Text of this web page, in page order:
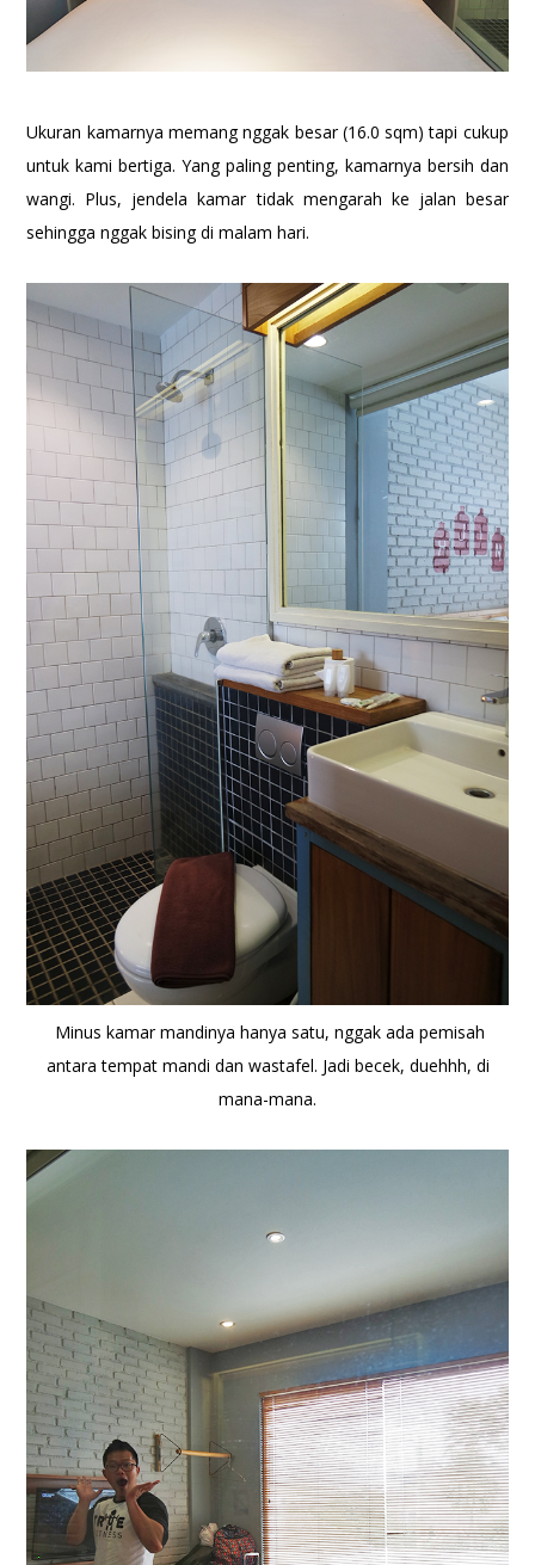
Ukuran kamarnya memang nggak besar (16.0 sqm) tapi cukup
untuk kami bertiga. Yang paling penting, kamarnya bersih dan
wangi. Plus, jendela kamar tidak mengarah ke jalan besar
sehingga nggak bising di malam hari.
Minus kamar mandinya hanya satu, nggak ada pemisah
antara tempat mandi dan wastafel. Jadi becek, duehhh, di
mana-mana.